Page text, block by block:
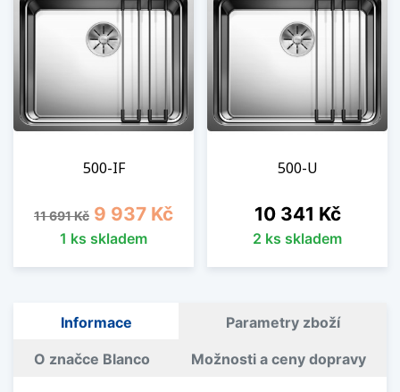
500-IF
Běžná cena
11 691 Kč Cena
9 937 Kč
1 ks skladem
500-U
Cena
10 341 Kč
2 ks skladem
Informace Parametry zboží
O značce Blanco Možnosti a ceny dopravy